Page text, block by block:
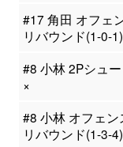
#17 角田 オフェ
リバウンド(1-0-1)
#8 小林 2Pシュー
×
#8 小林 オフェン
リバウンド(1-3-4)